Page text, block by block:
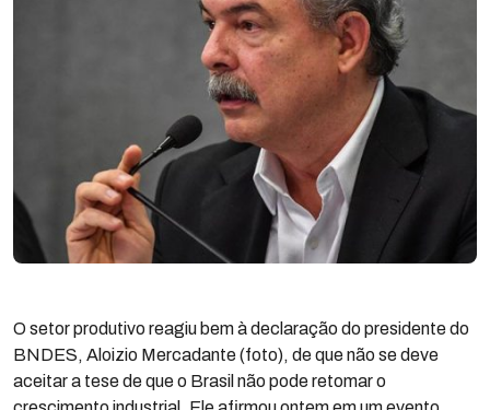
O setor produtivo reagiu bem à declaração do presidente do
BNDES, Aloizio Mercadante (foto), de que não se deve
aceitar a tese de que o Brasil não pode retomar o